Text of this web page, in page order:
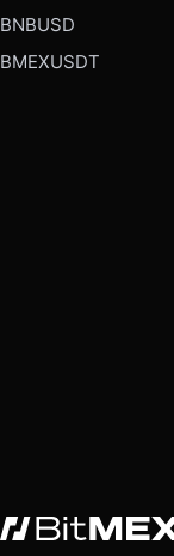
BNBUSD
BMEXUSDT